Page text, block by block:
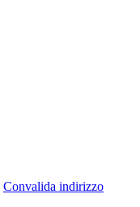
Convalida indirizzo